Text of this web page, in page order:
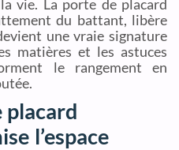
vie. La porte de placard
du battant, libère
une vraie signature
matières et les astuces
le rangement en
placard
l’espace